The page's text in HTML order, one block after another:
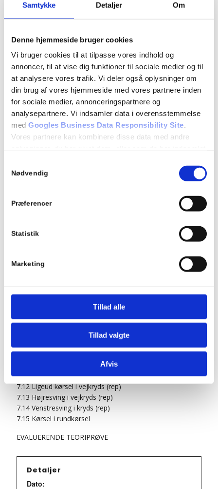
Samtykke Detaljer Om
Denne hjemmeside bruger cookies
Vi bruger cookies til at tilpasse vores indhold og
annoncer, til at vise dig funktioner til sociale medier og til
at analysere vores trafik. Vi deler også oplysninger om
din brug af vores hjemmeside med vores partnere inden
for sociale medier, annonceringspartnere og
analysepartnere. Vi indsamler data i overensstemmelse
med Googles Business Data Responsibility Site.
Vores partnere kan kombinere disse data med andre
Se Cookie & Privatlivspolitik
Nødvendig
Præferencer
Statistik
Marketing
Tillad alle
Tillad valgte
Afvis
7.13 Højresving i vejkryds (rep)
7.14 Venstresving i kryds (rep)
Detaljer
Dato:
15/09/2025
Tidspunkt:
18:15 - 21:15
Teori 6 – mandagshold
Tilføj til kalender
Teori 6 – mandagshold
30/06/2025 : 18:15-21:15
Teori 6 lektion 29, 30 og 31 (3 x 45 = 135 min)
7.11 Fremkørsel mod vejkryds (rep)
7.12 Ligeud kørsel i vejkryds (rep)
7.13 Højresving i vejkryds (rep)
7.14 Venstresving i kryds (rep)
7.15 Kørsel i rundkørsel
EVALUERENDE TEORIPRØVE
Detaljer
Dato: